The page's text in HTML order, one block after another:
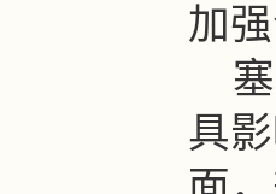
加
具